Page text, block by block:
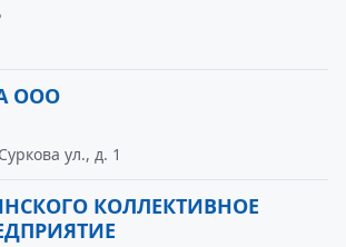
ООО
ул., д. 1
КОЛЛЕКТИВНОЕ